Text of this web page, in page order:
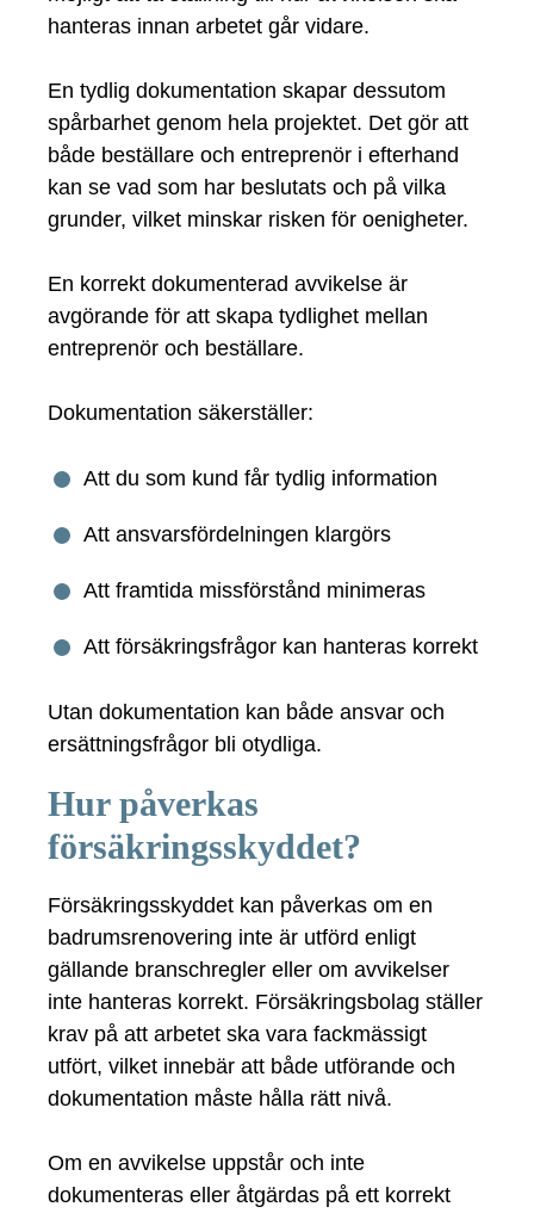
hanteras innan arbetet går vidare.
En tydlig dokumentation skapar dessutom
spårbarhet genom hela projektet. Det gör att
både beställare och entreprenör i efterhand
kan se vad som har beslutats och på vilka
grunder, vilket minskar risken för oenigheter.
En korrekt dokumenterad avvikelse är
avgörande för att skapa tydlighet mellan
entreprenör och beställare.
Dokumentation säkerställer:
Att du som kund får tydlig information
Att ansvarsfördelningen klargörs
Att framtida missförstånd minimeras
Att försäkringsfrågor kan hanteras korrekt
Utan dokumentation kan både ansvar och
ersättningsfrågor bli otydliga.
Hur påverkas
försäkringsskyddet?
Försäkringsskyddet kan påverkas om en
badrumsrenovering inte är utförd enligt
gällande branschregler eller om avvikelser
inte hanteras korrekt. Försäkringsbolag ställer
krav på att arbetet ska vara fackmässigt
utfört, vilket innebär att både utförande och
dokumentation måste hålla rätt nivå.
Om en avvikelse uppstår och inte
dokumenteras eller åtgärdas på ett korrekt